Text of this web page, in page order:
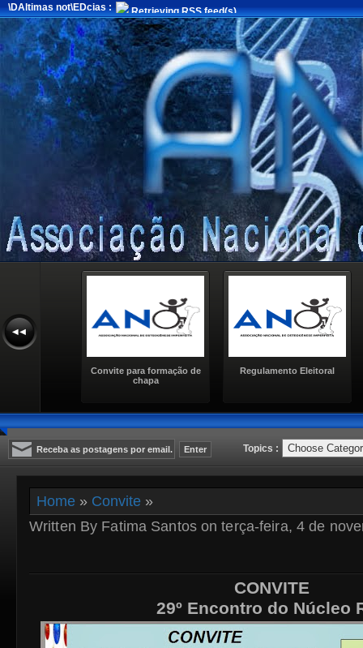
\DAltimas not\EDcias : Retrieving RSS feed(s)
Convite para formação de
chapa
Regulamento Eleitoral
Topics :
Home » Convite »
Written By Fatima Santos on terça-feira, 4 de
CONVITE
29º Encontro do Núcleo